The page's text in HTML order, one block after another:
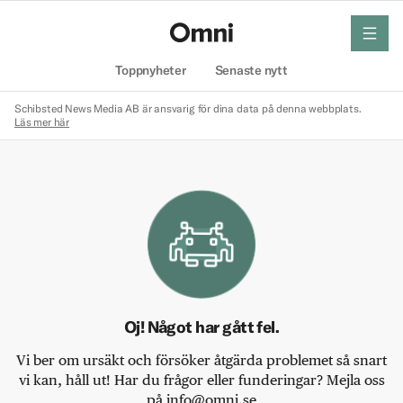
Toppnyheter Senaste nytt
meny
Schibsted News Media AB är ansvarig för dina data på denna webbplats.
Läs mer här
Oj! Något har gått fel.
Vi ber om ursäkt och försöker åtgärda problemet så snart
vi kan, håll ut! Har du frågor eller funderingar? Mejla oss